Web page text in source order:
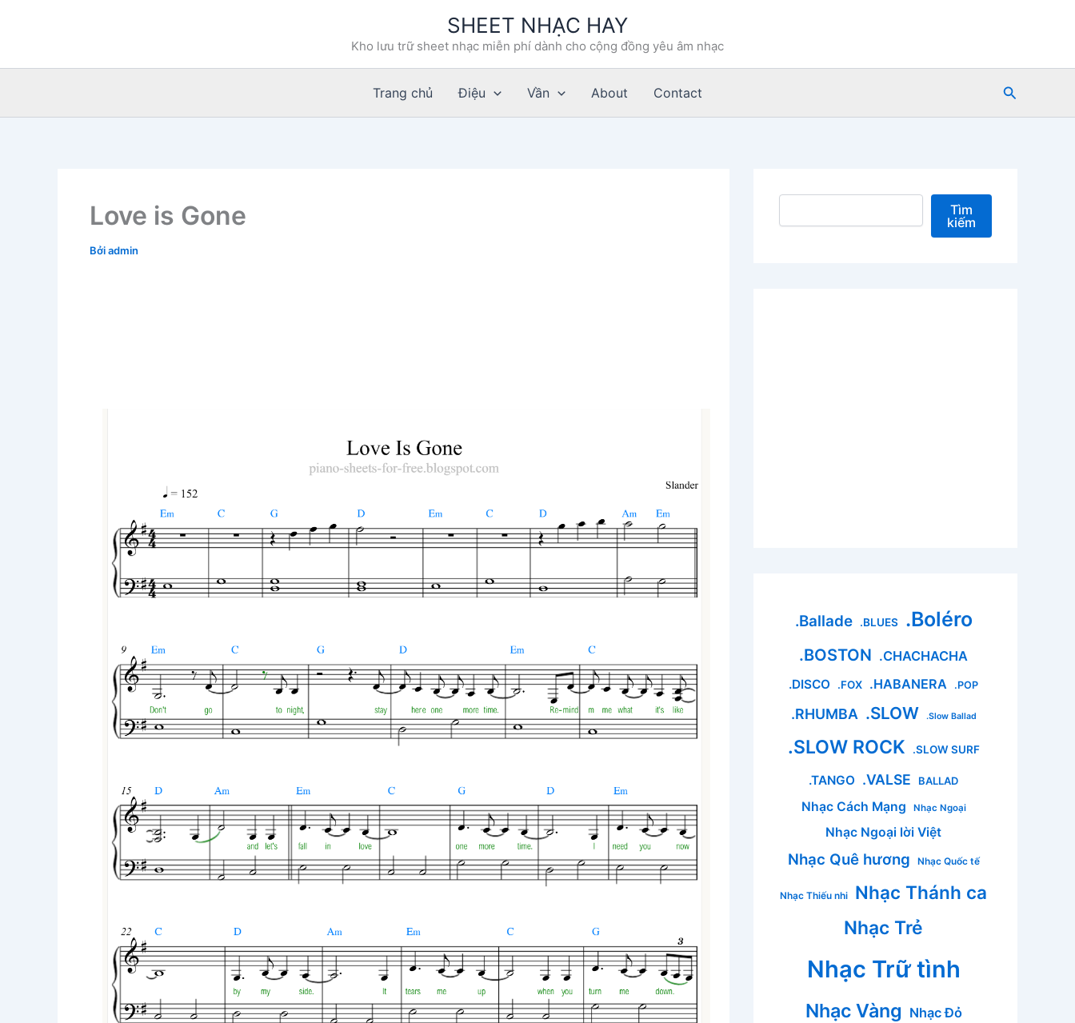
dung
SHEET NHẠC HAY
Kho lưu trữ sheet nhạc miễn phí dành cho cộng đồng yêu âm nhạc
Trang chủ Điệu Vần About Contact
Tìm
Love is Gone
Bởiadmin
Tìm kiếm
Tìm
kiếm
.Ballade .BLUES .Boléro
.BOSTON .CHACHACHA
.DISCO .FOX .HABANERA .POP
.RHUMBA .SLOW .Slow Ballad
.SLOW ROCK .SLOW SURF
.TANGO .VALSE BALLAD
Nhạc Cách Mạng Nhạc Ngoại
Nhạc Ngoại lời Việt
Nhạc Quê hương Nhạc Quốc tế
Nhạc Thiếu nhi Nhạc Thánh ca
Nhạc Trẻ
Nhạc Trữ tình
Nhạc Vàng Nhạc Đỏ